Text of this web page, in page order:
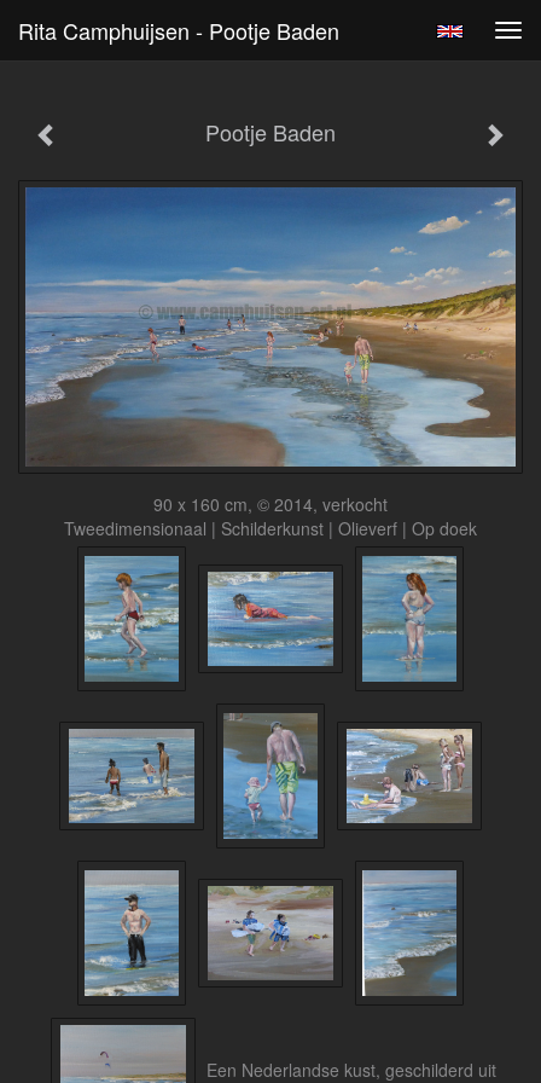
Rita Camphuijsen - Pootje Baden
Pootje Baden
90 x 160 cm, © 2014, verkocht
Tweedimensionaal | Schilderkunst | Olieverf | Op doek
Een Nederlandse kust, geschilderd uit